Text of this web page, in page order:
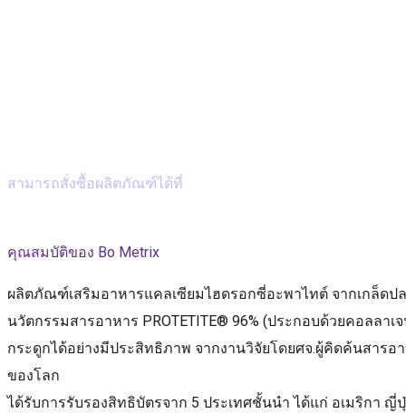
สามารถสั่งซื้อผลิตภัณฑ์ได้ที่
คุณสมบัติของ Bo Metrix
ผลิตภัณฑ์เสริมอาหารแคลเซียมไฮดรอกซี่อะพาไทต์ จากเกล็ดป
นวัตกรรมสารอาหาร PROTETITE® 96% (ประกอบด้วยคอลล
กระดูกได้อย่างมีประสิทธิภาพ จากงานวิจัยโดยศจ.ผู้คิดค้นสาร
ของโลก
ได้รับการรับรองสิทธิบัตรจาก 5 ประเทศชั้นนำ ได้แก่ อเมริกา